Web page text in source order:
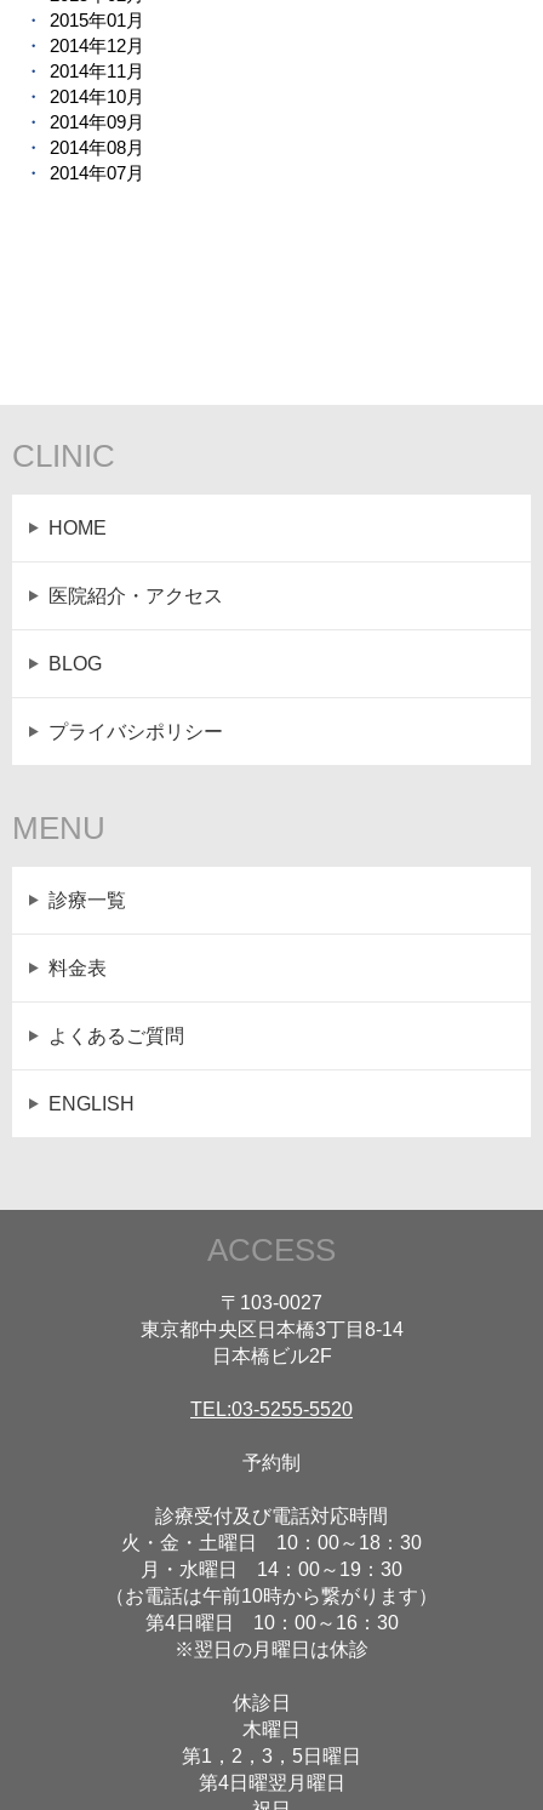
2015年01月
2014年12月
2014年11月
2014年10月
2014年09月
2014年08月
2014年07月
CLINIC
HOME
医院紹介・アクセス
BLOG
プライバシポリシー
MENU
診療一覧
料金表
よくあるご質問
ENGLISH
ACCESS
〒103-0027
東京都中央区日本橋3丁目8-14
日本橋ビル2F
TEL:03-5255-5520
予約制
診療受付及び電話対応時間
火・金・土曜日 10：00～18：30
月・水曜日 14：00～19：30
（お電話は午前10時から繋がります）
第4日曜日 10：00～16：30
※翌日の月曜日は休診
休診日
木曜日
第1，2，3，5日曜日
第4日曜翌月曜日